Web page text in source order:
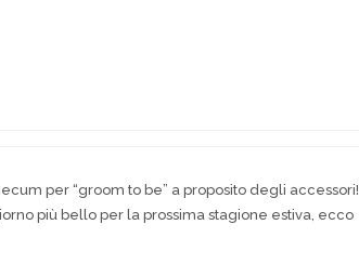
per “groom to be” a proposito degli accessori!
più bello per la prossima stagione estiva, ecco